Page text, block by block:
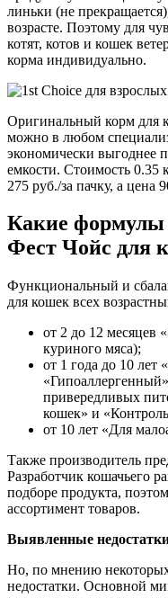
линьки (не
возрасте. Поэтому для
котят, котов и кошек
корма индивидуально.
Оригинальный корм для
можно в любом
экономически выгоднее
емкости. Стоимость 0.35
275 руб./за пачку, а цена
Какие формулы
Фест Чойс для
Функциональный и
для кошек всех
от 2 до 12 месяцев
куриного мяса);
от 1 года до 10
привередливых
кошек» и
от 10 лет «Для
Также производитель
Разработчик кошачьего
подборе продукта,
ассортимент товаров.
Выявленные
Но, по мнению
недостатки. Основной